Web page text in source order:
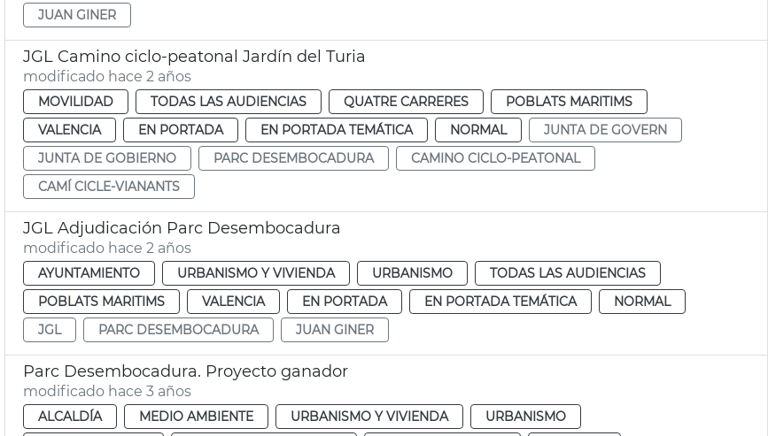
JUAN GINER
JGL Camino ciclo-peatonal Jardín del Turia
modificado hace 2 años
MOVILIDAD TODAS LAS AUDIENCIAS QUATRE CARRERES
POBLATS MARITIMS
VALENCIA
EN PORTADA EN PORTADA TEMÁTICA NORMAL
JUNTA DE GOVERN
JUNTA DE GOBIERNO
PARC DESEMBOCADURA
CAMINO CICLO-PEATONAL
CAMÍ CICLE-VIANANTS
JGL Adjudicación Parc Desembocadura
modificado hace 2 años
AYUNTAMIENTO URBANISMO Y VIVIENDA URBANISMO
TODAS LAS AUDIENCIAS
POBLATS MARITIMS
VALENCIA EN PORTADA EN PORTADA TEMÁTICA
NORMAL
JGL
PARC DESEMBOCADURA JUAN GINER
Parc Desembocadura. Proyecto ganador
modificado hace 3 años
ALCALDÍA MEDIO AMBIENTE URBANISMO Y VIVIENDA
URBANISMO